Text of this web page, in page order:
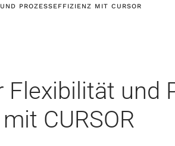
PROZESSEFFIZIENZ MIT CURSOR
Flexibilität und
mit CURSOR